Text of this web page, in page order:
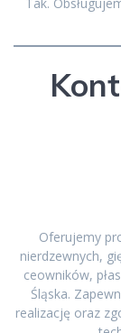
Tak.
Oferujemy
nierdzewnych,
ceowników,
Śląska.
realizację oraz